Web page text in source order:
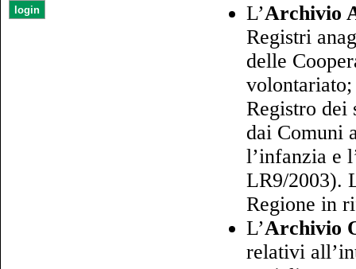
L’Archivio
Registri
delle
Registro dei
dai Comuni
l’infanzia e
LR9/2003).
Regione in
L’Archivio
relativi